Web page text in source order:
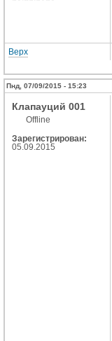
Верх
Пнд, 07/09/2015 - 15:23
Клапауций 001
Offline
Зарегистрирован:
05.09.2015